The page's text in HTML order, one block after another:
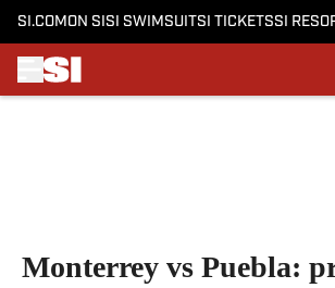
SI.COM ON SI SI SWIMSUITSI TICKETSSI
Monterrey vs Puebla: